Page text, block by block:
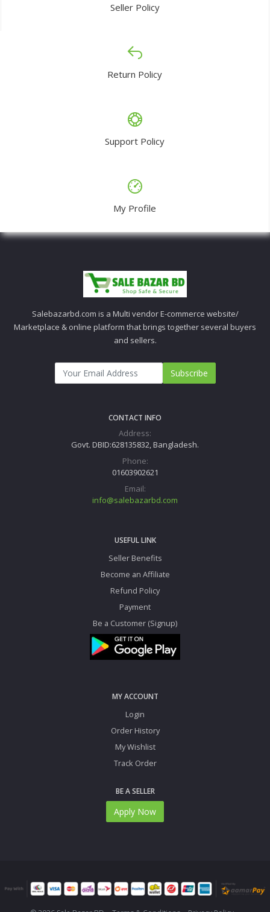
Seller Policy
Return Policy
Support Policy
My Profile
Salebazarbd.com is a Multi vendor E-commerce website/
Marketplace & online platform that brings together several buyers
and sellers.
Subscribe
CONTACT INFO
Address:
Govt. DBID:628135832, Bangladesh.
Phone:
01603902621
Email:
info@salebazarbd.com
USEFUL LINK
Seller Benefits
Become an Affiliate
Refund Policy
Payment
Be a Customer (Signup)
MY ACCOUNT
Login
Order History
My Wishlist
Track Order
BE A SELLER
Apply Now